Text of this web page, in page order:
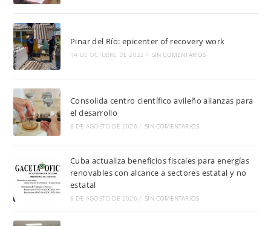
Pinar del Río: epicenter of recovery work
14 DE OCTUBRE DE 2022 / SIN COMENTARIOS
Consolida centro científico avileño alianzas para
el desarrollo
8 DE AGOSTO DE 2026 / SIN COMENTARIOS
Cuba actualiza beneficios fiscales para energías
renovables con alcance a sectores estatal y no
estatal
8 DE AGOSTO DE 2026 / SIN COMENTARIOS